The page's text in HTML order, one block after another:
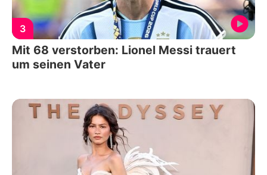
3
Mit 68 verstorben: Lionel Messi trauert
um seinen Vater